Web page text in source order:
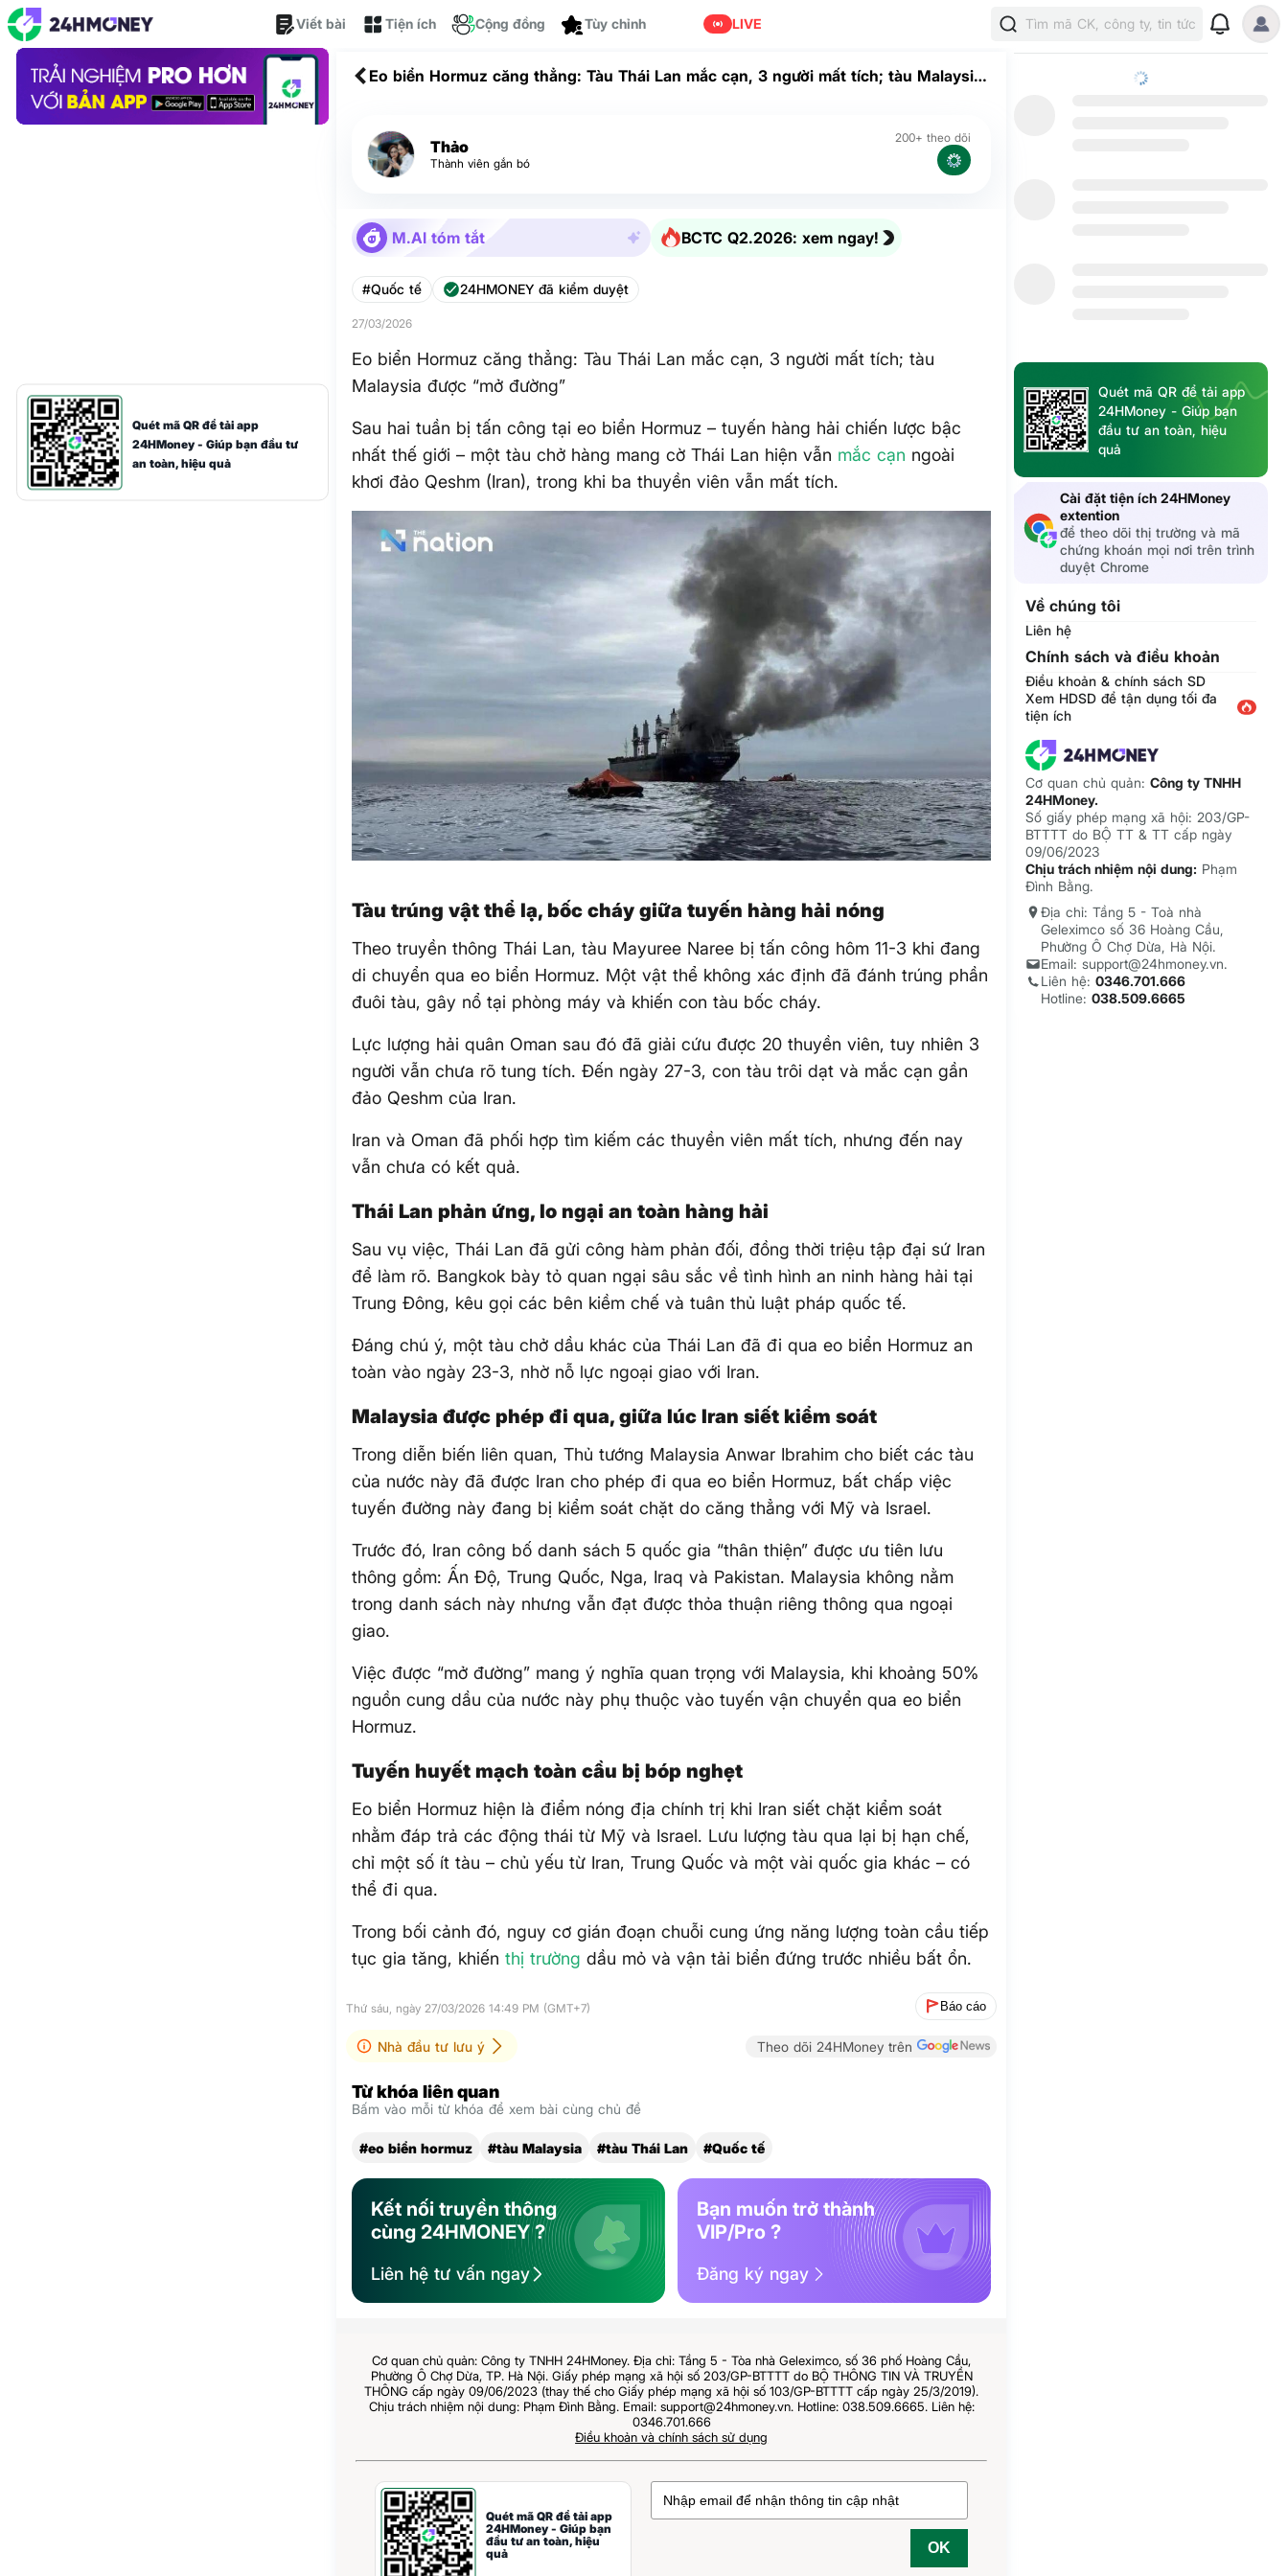
Viết bài Tiện ích Cộng đồng LIVE Tìm mã CK, công ty, tin tức
Quét mã QR để tải app
24HMoney - Giúp bạn đầu tư
an toàn, hiệu quả
Eo biển Hormuz căng thẳng: Tàu Thái Lan mắc cạn, 3 người mất tích; tàu Malaysia
Thảo
Thành viên gắn bó
200+ theo dõi
M.AI tóm tắt BCTC Q2.2026: xem ngay!
#Quốc tế 24HMONEY đã kiểm duyệt
27/03/2026
Eo biển Hormuz căng thẳng: Tàu Thái Lan mắc cạn, 3 người mất tích; tàu
Malaysia được “mở đường”
Sau hai tuần bị tấn công tại eo biển Hormuz – tuyến hàng hải chiến lược bậc
nhất thế giới – một tàu chở hàng mang cờ Thái Lan hiện vẫn mắc cạn ngoài
khơi đảo Qeshm (Iran), trong khi ba thuyền viên vẫn mất tích.
Tàu trúng vật thể lạ, bốc cháy giữa tuyến hàng hải nóng
Theo truyền thông Thái Lan, tàu Mayuree Naree bị tấn công hôm 11-3 khi đang
di chuyển qua eo biển Hormuz. Một vật thể không xác định đã đánh trúng phần
đuôi tàu, gây nổ tại phòng máy và khiến con tàu bốc cháy.
Lực lượng hải quân Oman sau đó đã giải cứu được 20 thuyền viên, tuy nhiên 3
người vẫn chưa rõ tung tích. Đến ngày 27-3, con tàu trôi dạt và mắc cạn gần
đảo Qeshm của Iran.
Iran và Oman đã phối hợp tìm kiếm các thuyền viên mất tích, nhưng đến nay
vẫn chưa có kết quả.
Thái Lan phản ứng, lo ngại an toàn hàng hải
Sau vụ việc, Thái Lan đã gửi công hàm phản đối, đồng thời triệu tập đại sứ Iran
để làm rõ. Bangkok bày tỏ quan ngại sâu sắc về tình hình an ninh hàng hải tại
Trung Đông, kêu gọi các bên kiềm chế và tuân thủ luật pháp quốc tế.
Đáng chú ý, một tàu chở dầu khác của Thái Lan đã đi qua eo biển Hormuz an
toàn vào ngày 23-3, nhờ nỗ lực ngoại giao với Iran.
Malaysia được phép đi qua, giữa lúc Iran siết kiểm soát
Trong diễn biến liên quan, Thủ tướng Malaysia Anwar Ibrahim cho biết các tàu
của nước này đã được Iran cho phép đi qua eo biển Hormuz, bất chấp việc
tuyến đường này đang bị kiểm soát chặt do căng thẳng với Mỹ và Israel.
Trước đó, Iran công bố danh sách 5 quốc gia “thân thiện” được ưu tiên lưu
thông gồm: Ấn Độ, Trung Quốc, Nga, Iraq và Pakistan. Malaysia không nằm
trong danh sách này nhưng vẫn đạt được thỏa thuận riêng thông qua ngoại
giao.
Việc được “mở đường” mang ý nghĩa quan trọng với Malaysia, khi khoảng 50%
nguồn cung dầu của nước này phụ thuộc vào tuyến vận chuyển qua eo biển
Hormuz.
Tuyến huyết mạch toàn cầu bị bóp nghẹt
Eo biển Hormuz hiện là điểm nóng địa chính trị khi Iran siết chặt kiểm soát
nhằm đáp trả các động thái từ Mỹ và Israel. Lưu lượng tàu qua lại bị hạn chế,
chỉ một số ít tàu – chủ yếu từ Iran, Trung Quốc và một vài quốc gia khác – có
thể đi qua.
Trong bối cảnh đó, nguy cơ gián đoạn chuỗi cung ứng năng lượng toàn cầu tiếp
tục gia tăng, khiếnthị trường dầu mỏ và vận tải biển đứng trước nhiều bất ổn.
Thứ sáu, ngày 27/03/2026 14:49 PM (GMT+7) Báo cáo
Nhà đầu tư lưu ý Theo dõi 24HMoney trên
Từ khóa liên quan
Bấm vào mỗi từ khóa để xem bài cùng chủ đề
#eo biển hormuz #tàu Malaysia #tàu Thái Lan #Quốc tế
Kết nối truyền thông
cùng 24HMONEY ?
Liên hệ tư vấn ngay
Bạn muốn trở thành
VIP/Pro ?
Đăng ký ngay
Cơ quan chủ quản: Công ty TNHH 24HMoney. Địa chỉ: Tầng 5 - Tòa nhà Geleximco, số 36 phố Hoàng Cầu,
Phường Ô Chợ Dừa, TP. Hà Nội. Giấy phép mạng xã hội số 203/GP-BTTTT do BỘ THÔNG TIN VÀ TRUYỀN
THÔNG cấp ngày 09/06/2023 (thay thế cho Giấy phép mạng xã hội số 103/GP-BTTTT cấp ngày 25/3/2019).
Chịu trách nhiệm nội dung: Phạm Đình Bằng. Email: support@24hmoney.vn. Hotline: 038.509.6665. Liên hệ:
0346.701.666
Điều khoản và chính sách sử dụng
Quét mã QR để tải app
24HMoney - Giúp bạn
đầu tư an toàn, hiệu
quả
OK
Quét mã QR để tải app
24HMoney - Giúp bạn
đầu tư an toàn, hiệu
quả
Cài đặt tiện ích 24HMoney
extention
để theo dõi thị trường và mã
chứng khoán mọi nơi trên trình
duyệt Chrome
Về chúng tôi
Liên hệ
Chính sách và điều khoản
Điều khoản & chính sách SD
Xem HDSD để tận dụng tối đa
tiện ích
Cơ quan chủ quản:Công ty TNHH
24HMoney.
Số giấy phép mạng xã hội: 203/GP-
BTTTT do BỘ TT & TT cấp ngày
09/06/2023
Chịu trách nhiệm nội dung: Phạm
Đình Bằng.
Địa chỉ: Tầng 5 - Toà nhà
Geleximco số 36 Hoàng Cầu,
Phường Ô Chợ Dừa, Hà Nội.
Email: support@24hmoney.vn.
Liên hệ:0346.701.666
Hotline:038.509.6665